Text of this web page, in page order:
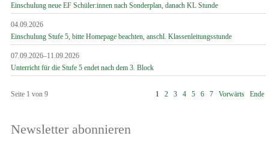
Einschulung neue EF Schüler:innen nach Sonderplan, danach KL Stunde
04.09.2026
Einschulung Stufe 5, bitte Homepage beachten, anschl. Klassenleitungsstunde
07.09.2026–11.09.2026
Unterricht für die Stufe 5 endet nach dem 3. Block
Seite 1 von 9 1 2 3 4 5 6 7 Vorwärts Ende
Newsletter abonnieren